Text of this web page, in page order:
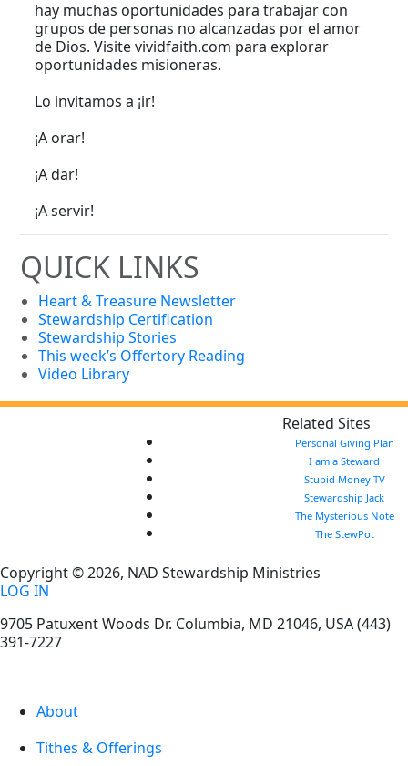
hay muchas oportunidades para trabajar con
grupos de personas no alcanzadas por el amor
de Dios. Visite vividfaith.com para explorar
oportunidades misioneras.
Lo invitamos a ¡ir!
¡A orar!
¡A dar!
¡A servir!
QUICK LINKS
Heart & Treasure Newsletter
Stewardship Certification
Stewardship Stories
This week’s Offertory Reading
Video Library
Related Sites
Personal Giving Plan
I am a Steward
Stupid Money TV
Stewardship Jack
The Mysterious Note
The StewPot
Copyright © 2026, NAD Stewardship Ministries
LOG IN
9705 Patuxent Woods Dr. Columbia, MD 21046, USA(443)
391-7227
About
Tithes & Offerings